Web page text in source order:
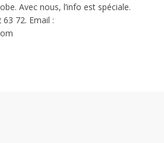
Avec nous, l’info est spéciale.
72. Email :